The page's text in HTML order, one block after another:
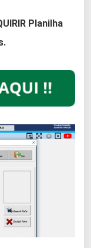
Planilha